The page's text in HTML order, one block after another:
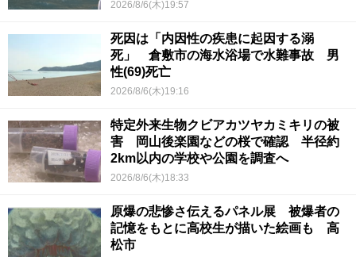
2026/8/6(木)19:57
死因は「内因性の疾患に起因する溺
死」 倉敷市の海水浴場で水難事故 男
性(69)死亡
2026/8/6(木)19:16
特定外来生物クビアカツヤカミキリの被
害 岡山後楽園などの桜で確認 半径約
2km以内の学校や公園を調査へ
2026/8/6(木)18:33
原爆の悲惨さ伝えるパネル展 被爆者の
記憶をもとに高校生が描いた絵画も 高
松市